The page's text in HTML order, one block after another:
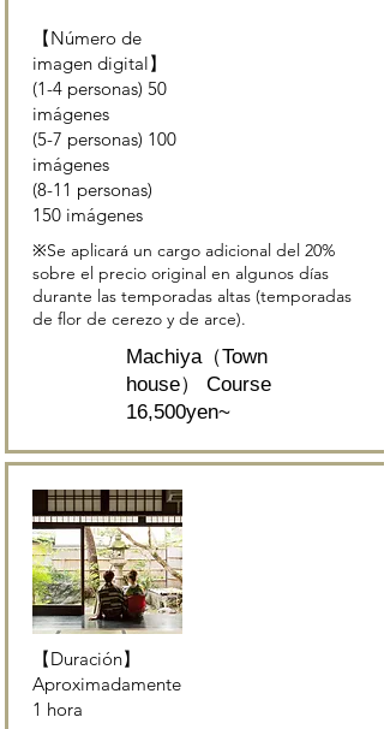
【Número de
imagen digital】
(1-4 personas) 50
imágenes
(5-7 personas) 100
imágenes
(8-11 personas)
150 imágenes
※Se aplicará un cargo adicional del 20%
sobre el precio original en algunos días
durante las temporadas altas (temporadas
de flor de cerezo y de arce).
Machiya（Town
house） Course
16,500yen~
【Duración】
Aproximadamente
1 hora